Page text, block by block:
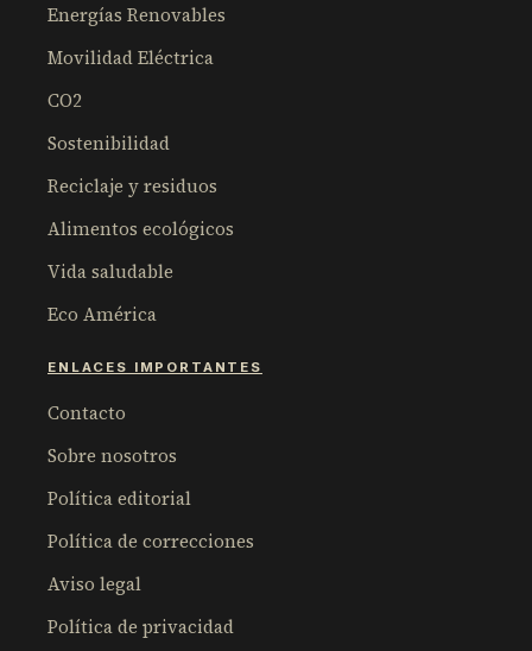
Energías Renovables
Movilidad Eléctrica
CO2
Sostenibilidad
Reciclaje y residuos
Alimentos ecológicos
Vida saludable
Eco América
ENLACES IMPORTANTES
Contacto
Sobre nosotros
Política editorial
Política de correcciones
Aviso legal
Política de privacidad